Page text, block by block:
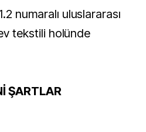
numaralı uluslararası
tekstili holünde
ŞARTLAR